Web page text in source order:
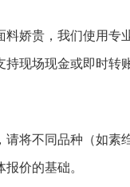
娇贵，我们使用专
现场现金或即时转
请将不同品种（如素
价的基础。